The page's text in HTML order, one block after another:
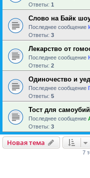
Ответы: 1
Слово на Байк
Последнее сообщение
Ответы: 3
Лекарство от
Последнее сообщение
Ответы: 2
Одиночество и
Последнее сообщение
Ответы: 5
Тост для
Последнее сообщение
Ответы: 3
Новая тема
7